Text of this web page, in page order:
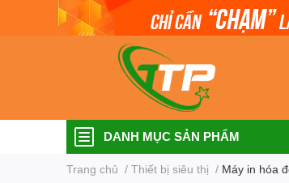
DANH MỤC SẢN PHẨM
Trang chủ / Thiết bị siêu thị / Máy in hóa